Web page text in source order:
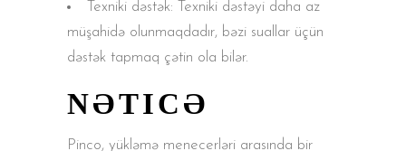
Texniki dəstək: Texniki dəstəyi daha az
müşahidə olunmaqdadır, bəzi suallar üçün
dəstək tapmaq çətin ola bilər.
NƏTICƏ
Pinco, yükləmə menecerləri arasında bir